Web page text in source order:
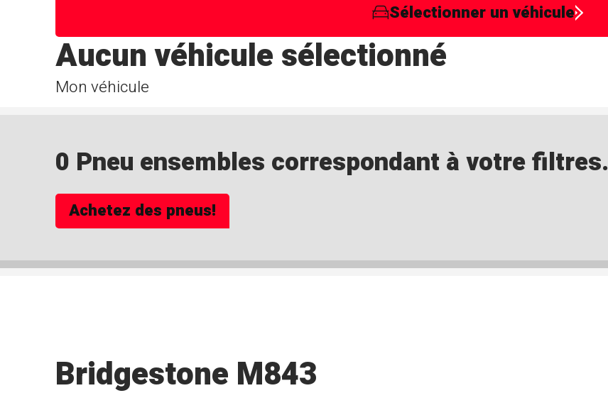
Sélectionner un véhicule
Mon véhicule
Aucun véhicule sélectionné
0 Pneu ensembles correspondant à votre filtres.
Achetez des pneus!
Bridgestone M843